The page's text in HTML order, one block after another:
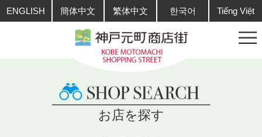
ENGLISH 簡体中文 繁体中文 한국어 Tiếng Việt
お店を探す